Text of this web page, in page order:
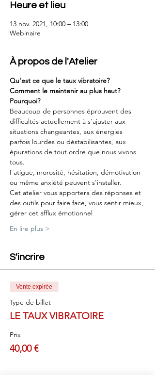
Heure et lieu
13 nov. 2021, 10:00 – 13:00
Webinaire
À propos de l'Atelier
Qu'est ce que le taux vibratoire?
Comment le maintenir au plus haut?
Pourquoi?
Beaucoup de personnes éprouvent des
difficultés actuellement à s'ajuster aux
situations changeantes, aux énergies
parfois lourdes ou déstabilisantes, aux
épurations de tout ordre que nous vivons
tous.
Fatigue, morosité, hésitation, démotivation
ou même anxiété peuvent s'installer.
Cet atelier vous apportera des réponses et
des outils pour faire face, vous sentir mieux,
gérer cet afflux émotionnel
En lire plus >
S'incrire
Vente expirée
Type de billet
LE TAUX VIBRATOIRE
Prix
40,00 €